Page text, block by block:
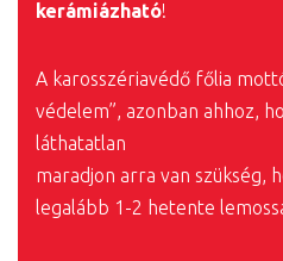
kerámiázható!
A karosszériavédő főlia
védelem”, azonban ahhoz,
láthatatlan
maradjon arra van szükség,
legalább 1-2 hetente